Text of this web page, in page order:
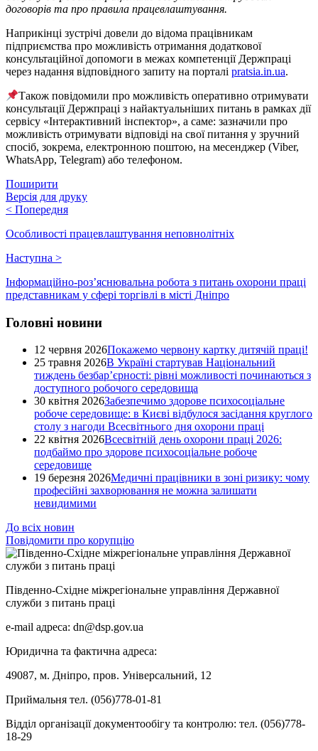
договорів та про правила працевлаштування.
Наприкінці зустрічі довели до відома працівникам
підприємства про можливість отримання додаткової
консультаційної допомоги в межах компетенції Держпраці
через надання відповідного запиту на порталі pratsia.in.ua.
Також повідомили про можливість оперативно отримувати
консультації Держпраці з найактуальніших питань в рамках дії
сервісу «Інтерактивний інспектор», а саме: зазначили про
можливість отримувати відповіді на свої питання у зручний
спосіб, зокрема, електронною поштою, на месенджер (Viber,
WhatsApp, Telegram) або телефоном.
Поширити
Версія для друку
< Попередня
Особливості працевлаштування неповнолітніх
Наступна >
Інформаційно-роз’яснювальна робота з питань охорони праці
представникам у сфері торгівлі в місті Дніпро
Головні новини
12 червня 2026Покажемо червону картку дитячій праці!
25 травня 2026В Україні стартував Національний
тиждень безбар’єрності: рівні можливості починаються з
доступного робочого середовища
30 квітня 2026Забезпечимо здорове психосоціальне
робоче середовище: в Києві відбулося засідання круглого
столу з нагоди Всесвітнього дня охорони праці
22 квітня 2026Всесвітній день охорони праці 2026:
подбаймо про здорове психосоціальне робоче
середовище
19 березня 2026Медичні працівники в зоні ризику: чому
професійні захворювання не можна залишати
невидимими
До всіх новин
Повідомити про корупцію
Південно-Східне міжрегіональне управління Державної
служби з питань праці
e-mail адреса: dn@dsp.gov.ua
Юридична та фактична адреса:
49087, м. Дніпро, пров. Універсальний, 12
Приймальня тел. (056)778-01-81
Відділ організації документообігу та контролю: тел. (056)778-
18-29